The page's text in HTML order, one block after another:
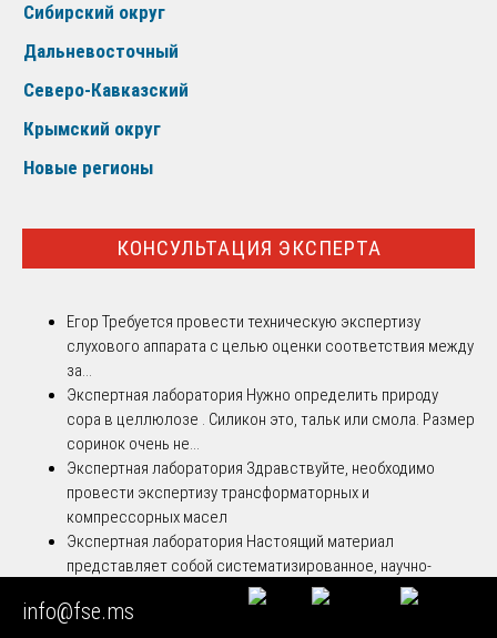
Сибирский округ
Дальневосточный
Северо-Кавказский
Крымский округ
Новые регионы
КОНСУЛЬТАЦИЯ ЭКСПЕРТА
Егор Требуется провести техническую экспертизу
слухового аппарата с целью оценки соответствия между
за...
Экспертная лаборатория Нужно определить природу
сора в целлюлозе . Силикон это, тальк или смола. Размер
соринок очень не...
Экспертная лаборатория Здравствуйте, необходимо
провести экспертизу трансформаторных и
компрессорных масел
Экспертная лаборатория Настоящий материал
представляет собой систематизированное, научно-
методическое и процессуально-ор...
Экспертная лаборатория
info@fse.ms